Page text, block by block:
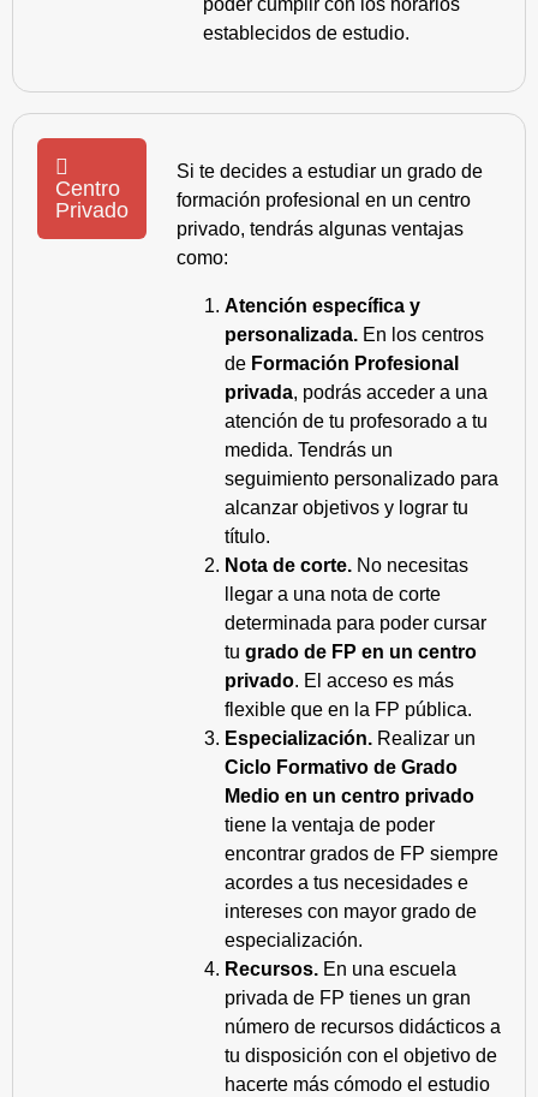
poder cumplir con los horarios
establecidos de estudio.
Centro
Privado
Si te decides a estudiar un grado de
formación profesional en un centro
privado, tendrás algunas ventajas
como:
Atención específica y
personalizada. En los centros
de Formación Profesional
privada, podrás acceder a una
atención de tu profesorado a tu
medida. Tendrás un
seguimiento personalizado para
alcanzar objetivos y lograr tu
título.
Nota de corte. No necesitas
llegar a una nota de corte
determinada para poder cursar
tu grado de FP en un centro
privado. El acceso es más
flexible que en la FP pública.
Especialización. Realizar un
Ciclo Formativo de Grado
Medio en un centro privado
tiene la ventaja de poder
encontrar grados de FP siempre
acordes a tus necesidades e
intereses con mayor grado de
especialización.
Recursos. En una escuela
privada de FP tienes un gran
número de recursos didácticos a
tu disposición con el objetivo de
hacerte más cómodo el estudio